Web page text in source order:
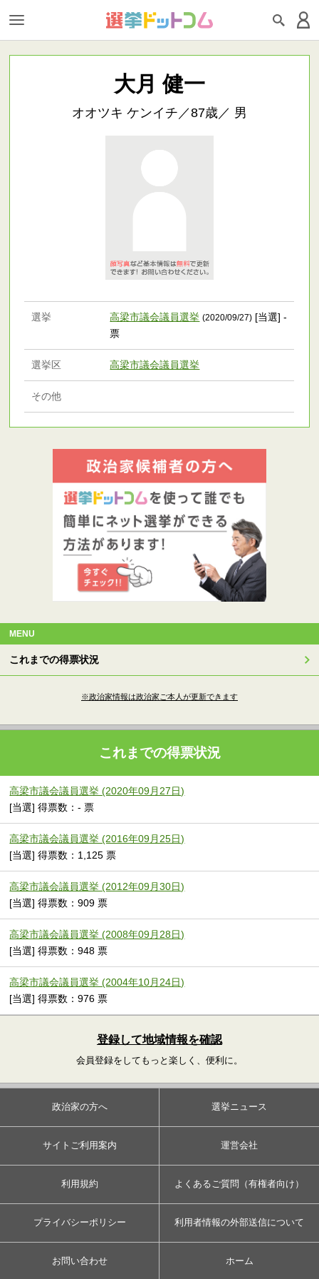
大月 健一
オオツキ ケンイチ／87歳／ 男
選挙 高梁市議会議員選挙 (2020/09/27) [当選] -
票
選挙区 高梁市議会議員選挙
その他
MENU
これまでの得票状況
※政治家情報は政治家ご本人が更新できます
これまでの得票状況
高梁市議会議員選挙 (2020年09月27日)
[当選] 得票数：- 票
高梁市議会議員選挙 (2016年09月25日)
[当選] 得票数：1,125 票
高梁市議会議員選挙 (2012年09月30日)
[当選] 得票数：909 票
高梁市議会議員選挙 (2008年09月28日)
[当選] 得票数：948 票
高梁市議会議員選挙 (2004年10月24日)
[当選] 得票数：976 票
登録して地域情報を確認
会員登録をしてもっと楽しく、便利に。
政治家の方へ 選挙ニュース
サイトご利用案内 運営会社
利用規約 よくあるご質問（有権者向け）
プライバシーポリシー 利用者情報の外部送信について
お問い合わせ ホーム